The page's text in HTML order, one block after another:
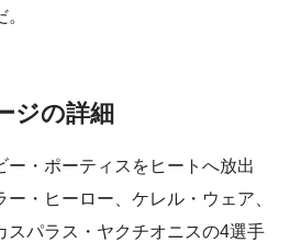
ジの詳細
ー・ポーティスをヒートへ放出
・ヒーロー、ケレル・ウェア、
スパラス・ヤクチオニスの4選手